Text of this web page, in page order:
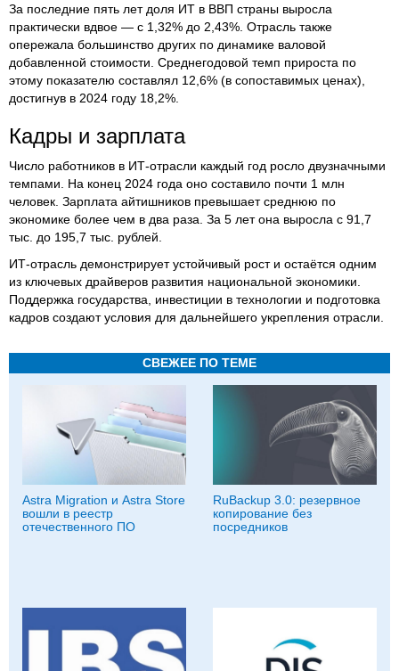
За последние пять лет доля ИТ в ВВП страны выросла
практически вдвое — с 1,32% до 2,43%. Отрасль также
опережала большинство других по динамике валовой
добавленной стоимости. Среднегодовой темп прироста по
этому показателю составлял 12,6% (в сопоставимых ценах),
достигнув в 2024 году 18,2%.
Кадры и зарплата
Число работников в ИТ-отрасли каждый год росло двузначными
темпами. На конец 2024 года оно составило почти 1 млн
человек. Зарплата айтишников превышает среднюю по
экономике более чем в два раза. За 5 лет она выросла с 91,7
тыс. до 195,7 тыс. рублей.
ИТ-отрасль демонстрирует устойчивый рост и остаётся одним
из ключевых драйверов развития национальной экономики.
Поддержка государства, инвестиции в технологии и подготовка
кадров создают условия для дальнейшего укрепления отрасли.
СВЕЖЕЕ ПО ТЕМЕ
Astra Migration и Astra Store
вошли в реестр
отечественного ПО
RuBackup 3.0: резервное
копирование без
посредников